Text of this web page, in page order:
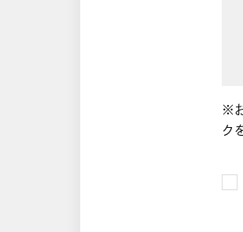
※
ク